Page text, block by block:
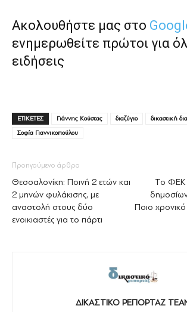
Ακολουθήστε μας στο
ενημερωθείτε πρώτοι για
ειδήσεις
ΕΤΙΚΕΤΕΣ Γιάννης Κούστας διαζύγιο δικαστική
Σοφία Γιαννικοπούλου
Προηγούμενο άρθρο
Θεσσαλονίκη: Ποινή 2 ετών και
2 μηνών φυλάκισης, με
αναστολή στους δύο
ενοικιαστές για το πάρτι
Το ΦΕΚ
Ποιο
ΔΙΚΑΣΤΙΚΟ ΡΕΠΟΡΤΑΖ